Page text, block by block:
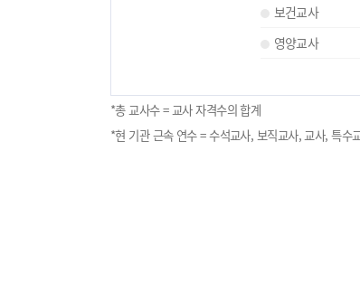
보건교사
영양교사
*총 교사수 = 교사 자격수의 합계
*현 기관 근속 연수 = 수석교사, 보직교사, 교사, 특수